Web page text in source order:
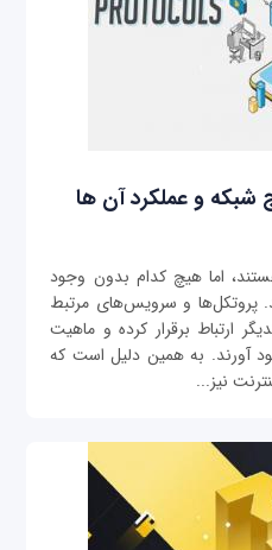
اما هیچ کدام بدون وجود
پروتکل‌ها و سرویس‌های مرتبط
ارتباط برقرار کرده و ماهیت
آورند. به همین دلیل است که
نیز...